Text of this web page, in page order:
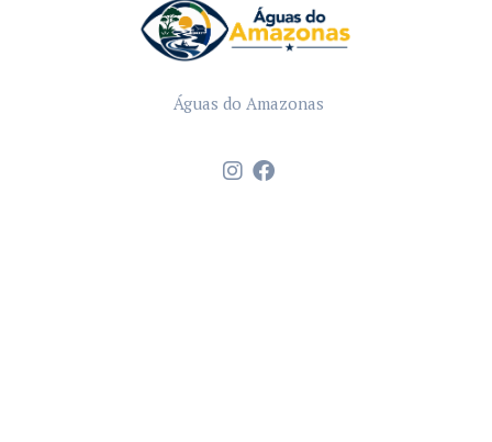
Águas do Amazonas